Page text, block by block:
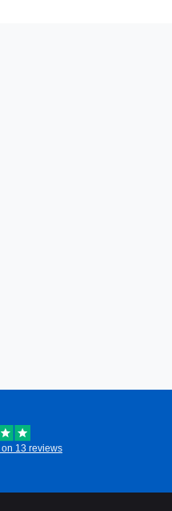
on 13 reviews